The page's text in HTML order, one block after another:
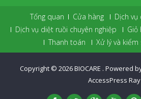
Tổng quan Cửa hàng
Dịch
Dịch vụ diệt ruồi chuyên nghiệp
Giỏ
Thanh toán
Xử lý và
Copyright © 2026BIOCARE . Powered
AccessPress Ray